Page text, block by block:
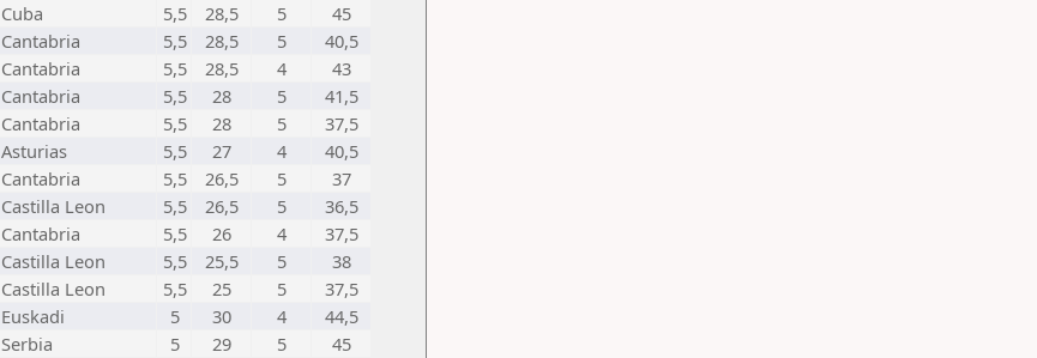
Cuba 5,5 28,5 5
45
Cantabria 5,5 28,5 5
40,5
Cantabria 5,5 28,5 4
43
Cantabria 5,5 28 5
41,5
Cantabria 5,5 28 5
37,5
Asturias 5,5 27 4
40,5
Cantabria 5,5 26,5 5
37
Castilla Leon 5,5 26,5 5
36,5
Cantabria 5,5 26 4
37,5
Castilla Leon 5,5 25,5 5
38
Castilla Leon 5,5 25 5
37,5
Euskadi 5 30 4
44,5
Serbia 5 29 5
45